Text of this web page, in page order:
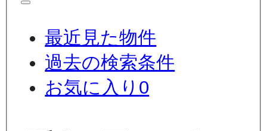
最近見た物件
過去の検索条件
お気に入り 0